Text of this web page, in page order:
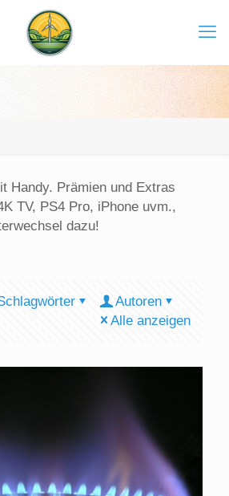
Handy. Prämien und Extras
TV, PS4 Pro, iPhone uvm.,
dazu!
Autoren
Alle anzeigen